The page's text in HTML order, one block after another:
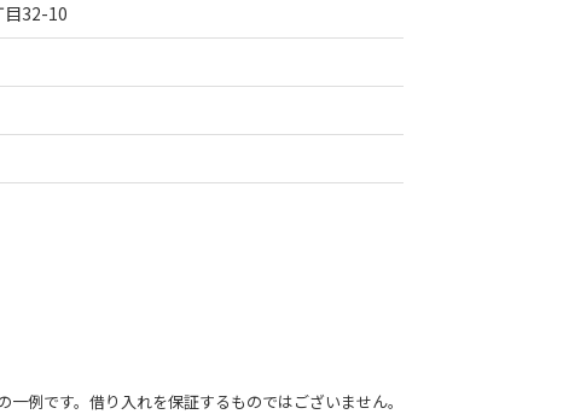
目32-10
例です。借り入れを保証するものではございません。